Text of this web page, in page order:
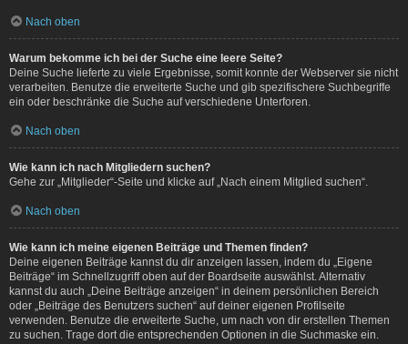
Nach oben
Warum bekomme ich bei der Suche eine leere Seite?
Deine Suche lieferte zu viele Ergebnisse, somit konnte der Webserver sie nicht
verarbeiten. Benutze die erweiterte Suche und gib spezifischere Suchbegriffe
ein oder beschränke die Suche auf verschiedene Unterforen.
Nach oben
Wie kann ich nach Mitgliedern suchen?
Gehe zur „Mitglieder“-Seite und klicke auf „Nach einem Mitglied suchen“.
Nach oben
Wie kann ich meine eigenen Beiträge und Themen finden?
Deine eigenen Beiträge kannst du dir anzeigen lassen, indem du „Eigene
Beiträge“ im Schnellzugriff oben auf der Boardseite auswählst. Alternativ
kannst du auch „Deine Beiträge anzeigen“ in deinem persönlichen Bereich
oder „Beiträge des Benutzers suchen“ auf deiner eigenen Profilseite
verwenden. Benutze die erweiterte Suche, um nach von dir erstellen Themen
zu suchen. Trage dort die entsprechenden Optionen in die Suchmaske ein.